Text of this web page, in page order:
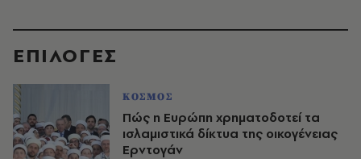
EΠΙΛΟΓΈΣ
ΚΟΣΜΟΣ
Πώς η Ευρώπη χρηματοδοτεί τα
ισλαμιστικά δίκτυα της οικογένειας
Ερντογάν